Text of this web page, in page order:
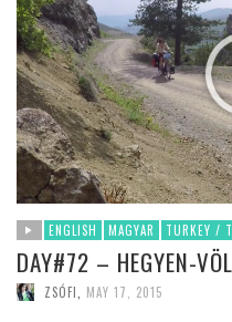
ENGLISH MAGYAR TURKEY /
DAY#72 – HEGYEN-
ZSÓFI MAY 17, 2015